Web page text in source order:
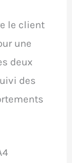
le client
une
deux
des